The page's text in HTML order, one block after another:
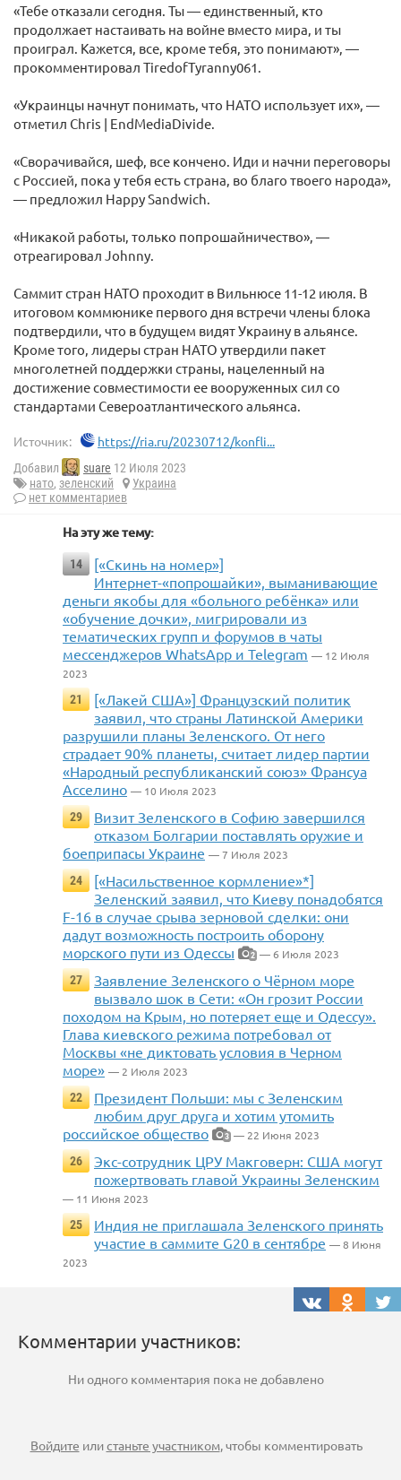
«Тебе отказали сегодня. Ты — единственный, кто
продолжает настаивать на войне вместо мира, и ты
проиграл. Кажется, все, кроме тебя, это понимают», —
прокомментировал TiredofTyranny061.
«Украинцы начнут понимать, что НАТО использует их», —
отметил Chris | EndMediaDivide.
«Сворачивайся, шеф, все кончено. Иди и начни переговоры
с Россией, пока у тебя есть страна, во благо твоего народа»,
— предложил Happy Sandwich.
«Никакой работы, только попрошайничество», —
отреагировал Johnny.
Саммит стран НАТО проходит в Вильнюсе 11-12 июля. В
итоговом коммюнике первого дня встречи члены блока
подтвердили, что в будущем видят Украину в альянсе.
Кроме того, лидеры стран НАТО утвердили пакет
многолетней поддержки страны, нацеленный на
достижение совместимости ее вооруженных сил со
стандартами Североатлантического альянса.
Источник: https://ria.ru/20230712/konfli...
Добавил suare 12 Июля 2023
нато, зеленский
Украина
нет комментариев
На эту же тему:
14
[«Скинь на номер»]
Интернет-«попрошайки», выманивающие
деньги якобы для «больного ребёнка» или
«обучение дочки», мигрировали из
тематических групп и форумов в чаты
мессенджеров WhatsApp и Telegram — 12 Июля
2023
21
[«Лакей США»] Французский политик
заявил, что страны Латинской Америки
разрушили планы Зеленского. От него
страдает 90% планеты, считает лидер партии
«Народный республиканский союз» Франсуа
Асселино — 10 Июля 2023
29
Визит Зеленского в Софию завершился
отказом Болгарии поставлять оружие и
боеприпасы Украине — 7 Июля 2023
24
[«Насильственное кормление»*]
Зеленский заявил, что Киеву понадобятся
F-16 в случае срыва зерновой сделки: они
дадут возможность построить оборону
морского пути из Одессы
2 — 6 Июля 2023
27
Заявление Зеленского о Чёрном море
вызвало шок в Сети: «Он грозит России
походом на Крым, но потеряет еще и Одессу».
Глава киевского режима потребовал от
Москвы «не диктовать условия в Черном
море» — 2 Июля 2023
22
Президент Польши: мы с Зеленским
любим друг друга и хотим утомить
российское общество
3 — 22 Июня 2023
26
Экс-сотрудник ЦРУ Макговерн: США могут
пожертвовать главой Украины Зеленским
— 11 Июня 2023
25
Индия не приглашала Зеленского принять
участие в саммите G20 в сентябре — 8 Июня
2023
Комментарии участников:
Ни одного комментария пока не добавлено
Войдите илистаньте участником, чтобы комментировать